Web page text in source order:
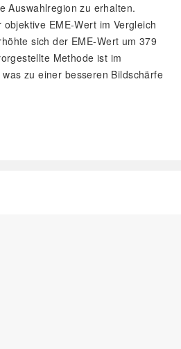
Auswahlregion zu erhalten.
EME-Wert im Vergleich
sich der EME-Wert um 379
Methode ist im
zu einer besseren Bildschärfe